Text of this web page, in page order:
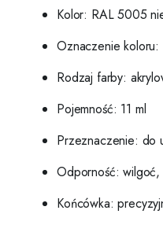
Kolor: RAL 5005
Oznaczenie
Rodzaj farby:
Pojemność: 11 ml
Przeznaczenie: do
Odporność: wilgoć,
Końcówka: